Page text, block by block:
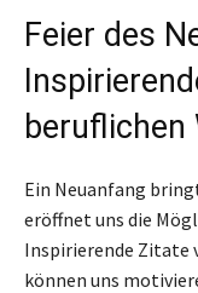
Feier des
beruflichen
Ein Neuanfang
eröffnet uns die
Inspirierende Zitate
können uns